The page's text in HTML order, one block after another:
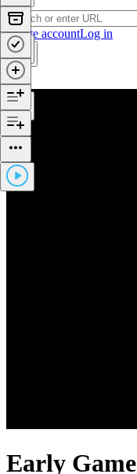
Create accountLog in
Early Game